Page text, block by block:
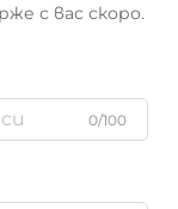
с вас скоро.
0/100